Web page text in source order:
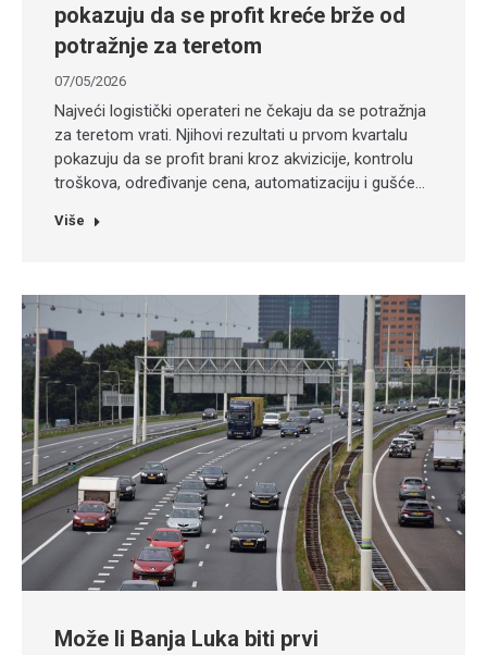
pokazuju da se profit kreće brže od
potražnje za teretom
07/05/2026
Najveći logistički operateri ne čekaju da se potražnja
za teretom vrati. Njihovi rezultati u prvom kvartalu
pokazuju da se profit brani kroz akvizicije, kontrolu
troškova, određivanje cena, automatizaciju i gušće…
Više
Može li Banja Luka biti prvi